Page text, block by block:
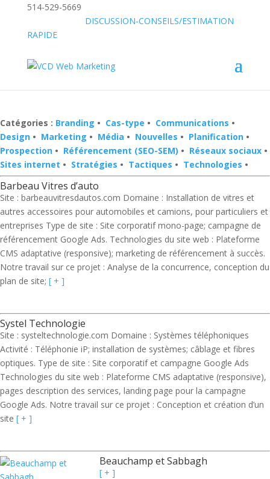
514-529-5669
DISCUSSION-CONSEILS/ESTIMATION
RAPIDE
Catégories : Branding • Cas-type • Communications •
Design • Marketing • Média • Nouvelles • Planification •
Prospection • Référencement (SEO-SEM) • Réseaux sociaux •
Sites internet • Stratégies • Tactiques • Technologies •
Barbeau Vitres d’auto
Site : barbeauvitresdautos.com Domaine : Installation de vitres et
autres accessoires pour automobiles et camions, pour particuliers et
entreprises Type de site : Site corporatif mono-page; campagne de
référencement Google Ads. Technologies du site web : Plateforme
CMS adaptative (responsive); marketing de référencement à succès.
Notre travail sur ce projet : Analyse de la concurrence, conception du
plan de site; [ + ]
Systel Technologie
Site : systeltechnologie.com Domaine : Systèmes téléphoniques
Activité : Téléphonie iP; installation de systèmes; câblage et fibres
optiques. Type de site : Site corporatif et campagne Google Ads
Technologies du site web : Plateforme CMS adaptative (responsive),
pages description des services, landing page pour la campagne
Google Ads. Notre travail sur ce projet : Conception et création d’un
site [ + ]
Beauchamp et Sabbagh
[ + ]